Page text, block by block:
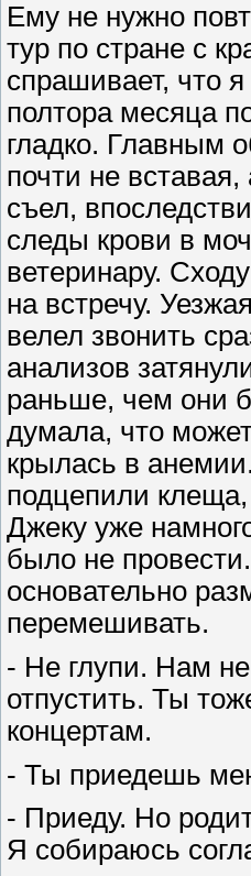
Ему не нужно
тур по стране с
спрашивает, что
полтора месяца
гладко. Главным
почти не
съел,
следы крови в
ветеринару.
на встречу.
велел звонить
анализов
раньше, чем они
думала, что
крылась в
подцепили
Джеку уже
было не
основательно
перемешивать.
- Не глупи. Нам
отпустить. Ты
концертам.
- Ты приедешь
- Приеду. Но
Я собираюсь